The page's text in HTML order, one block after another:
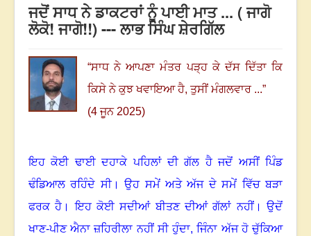
ਰਚਨਾਵਾਂ
ਸੰਪਰਕ
We have 107 guests and no members online
2793020
ਅੱਜ198
ਜਦੋਂ ਸਾਧ ਨੇ ਡਾਕਟਰਾਂ ਨੂੰ ਪਾਈ ਮਾਤ ... ( ਜਾਗੋ
ਲੋਕੋ! ਜਾਗੋ!!) --- ਲਾਭ ਸਿੰਘ ਸ਼ੇਰਗਿੱਲ
“ਸਾਧ ਨੇ ਆਪਣਾ ਮੰਤਰ ਪੜ੍ਹ ਕੇ ਦੱਸ ਦਿੱਤਾ ਕਿ
ਕਿਸੇ ਨੇ ਕੁਝ ਖਵਾਇਆ ਹੈ, ਤੁਸੀਂ ਮੰਗਲਵਾਰ ...”
(4 ਜੂਨ 2025)
ਇਹ ਕੋਈ ਢਾਈ ਦਹਾਕੇ ਪਹਿਲਾਂ ਦੀ ਗੱਲ ਹੈ ਜਦੋਂ ਅਸੀਂ ਪਿੰਡ
ਢੰਡਿਆਲ ਰਹਿੰਦੇ ਸੀ।ਉਹ ਸਮੇਂ ਅਤੇ ਅੱਜ ਦੇ ਸਮੇਂ ਵਿੱਚ ਬੜਾ
ਫਰਕ ਹੈ ।ਇਹ ਕੋਈ ਸਦੀਆਂ ਬੀਤਣ ਦੀਆਂ ਗੱਲਾਂ ਨਹੀਂ। ਉਦੋਂ
ਖਾਣ-ਪੀਣ‌ ਐਨਾ ਜ਼ਹਿਰੀਲਾ ਨਹੀਂ ਸੀ ਹੁੰਦਾ, ਜਿੰਨਾ ਅੱਜ ਹੋ ਚੁੱਕਿਆ